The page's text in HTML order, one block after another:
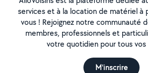
services et à la location de matériel à
vous ! Rejoignez notre communauté
membres, professionnels et
votre quotidien pour tous
M'inscrire